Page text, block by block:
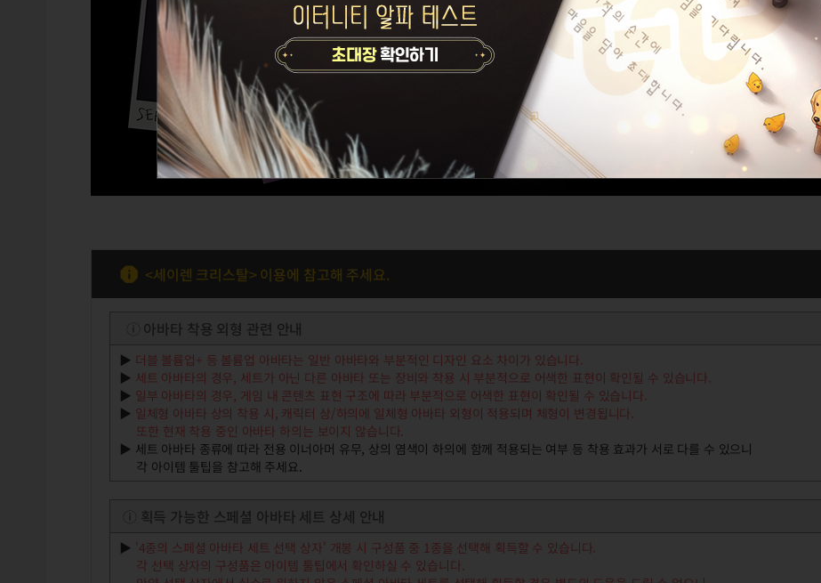
<세이렌 크리스탈> 이용에 참고해 주세요.
ⓘ 아바타 착용 외형 관련 안내
▶ 더블 볼륨업+ 등 볼륨업 아바타는 일반 아바타와 부분적인 디자인 요소 차이가 있습니다.
▶ 세트 아바타의 경우, 세트가 아닌 다른 아바타 또는 장비와 착용 시 부분적으로 어색한 표현이 확인될 수 있습니다.
▶ 일부 아바타의 경우, 게임 내 콘텐츠 표현 구조에 따라 부분적으로 어색한 표현이 확인될 수 있습니다.
▶ 일체형 아바타 상의 착용 시, 캐릭터 상/하의에 일체형 아바타 외형이 적용되며 체형이 변경됩니다.
또한 현재 착용 중인 아바타 하의는 보이지 않습니다.
▶ 세트 아바타 종류에 따라 전용 이너아머 유무, 상의 염색이 하의에 함께 적용되는 여부 등 착용 효과가 서로 다를 수 있으니
각 아이템 툴팁을 참고해 주세요.
ⓘ 획득 가능한 스페셜 아바타 세트 상세 안내
▶ '4종의 스페셜 아바타 세트 선택 상자' 개봉 시 구성품 중 1종을 선택해 획득할 수 있습니다.
각 선택 상자의 구성품은 아이템 툴팁에서 확인하실 수 있습니다.